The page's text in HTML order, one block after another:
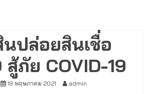
ปล่อยสินเชื่อ
ภัย COVID-19
19 พฤษภาคม 2021 admin